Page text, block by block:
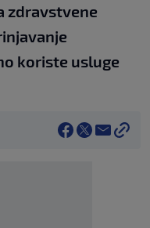
zdravstvene
koriste usluge